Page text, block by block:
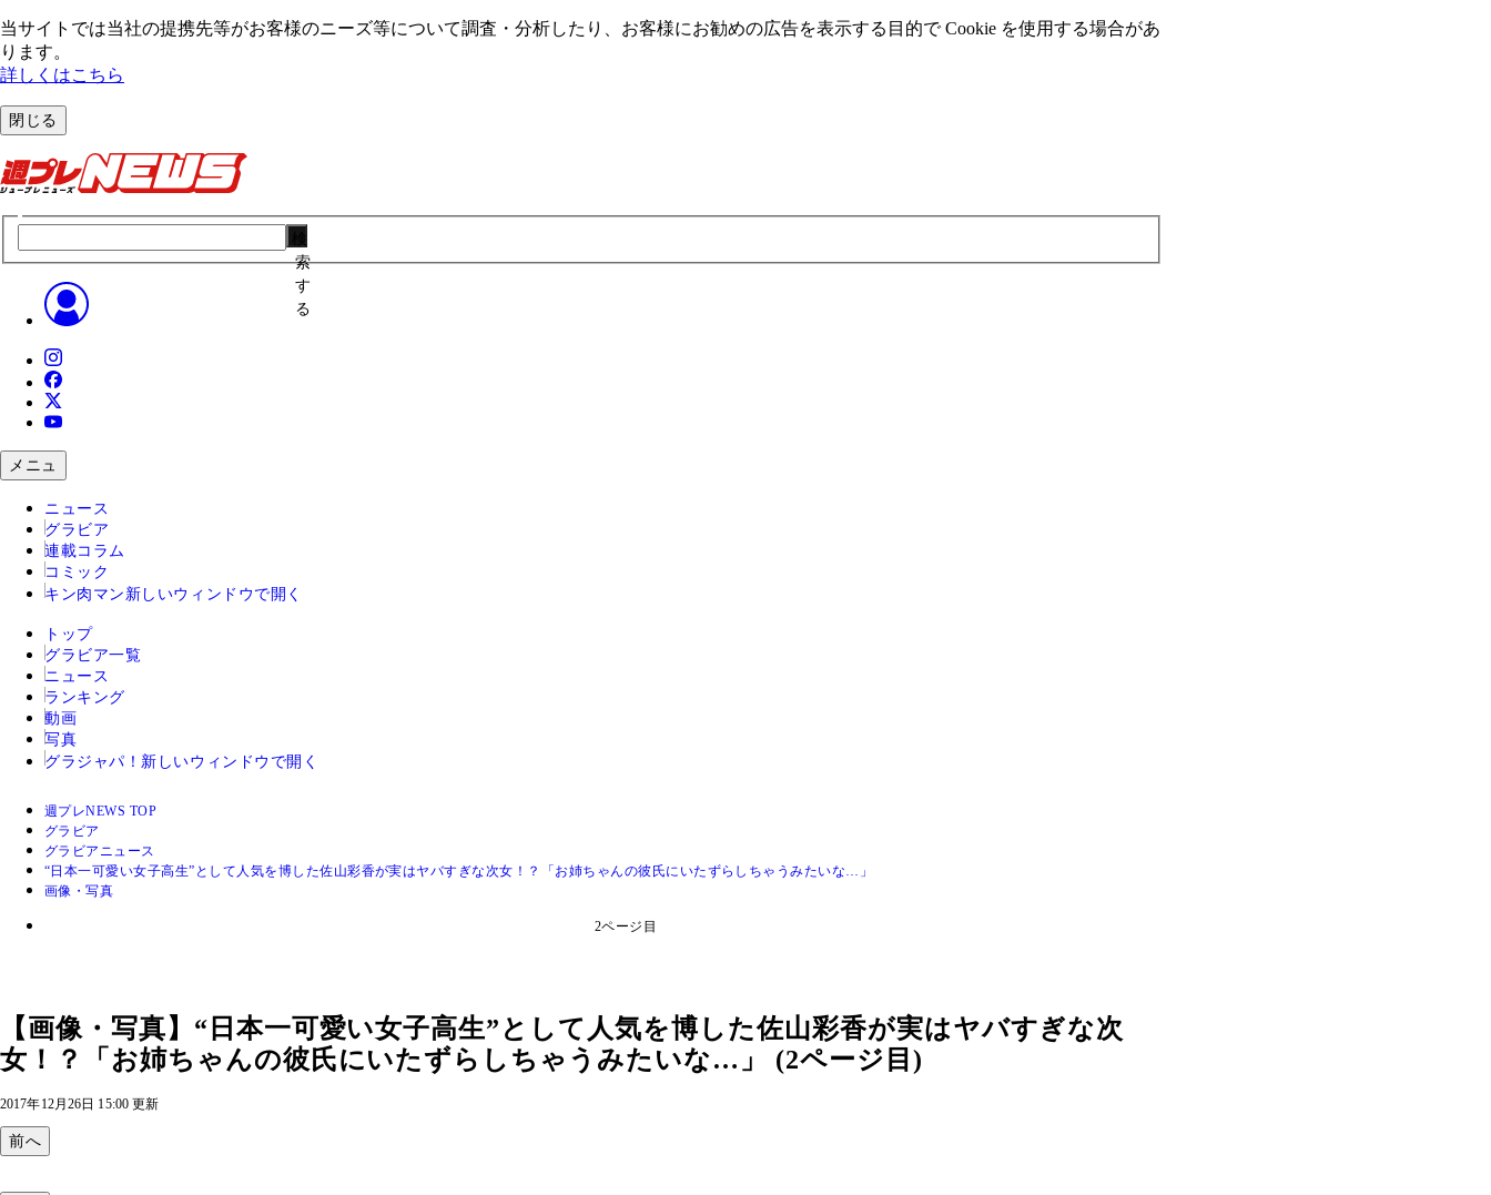
当サイトでは当社の提携先等がお客様のニーズ等について調査・分析したり、お客様にお勧めの広告を表⽰する⽬的で Cookie を使⽤する場合があ
ります。
詳しくはこちら
閉じる
索
す
る
メニュ
ニュース
グラビア
連載コラム
コミック
キン肉マン 新しいウィンドウで開く
トップ
グラビア一覧
ニュース
ランキング
動画
写真
グラジャパ！ 新しいウィンドウで開く
週プレNEWS TOP
グラビア
グラビアニュース
“日本一可愛い女子高生”として人気を博した佐山彩香が実はヤバすぎな次女！？「お姉ちゃんの彼氏にいたずらしちゃうみたいな…」
画像・写真
2ページ目
【画像・写真】“日本一可愛い女子高生”として人気を博した佐山彩香が実はヤバすぎな次
女！？「お姉ちゃんの彼氏にいたずらしちゃうみたいな…」 (2ページ目)
2017年12月26日 15:00 更新
前へ